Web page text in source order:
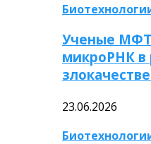
Ученые
микроРНК в
23.06.2026